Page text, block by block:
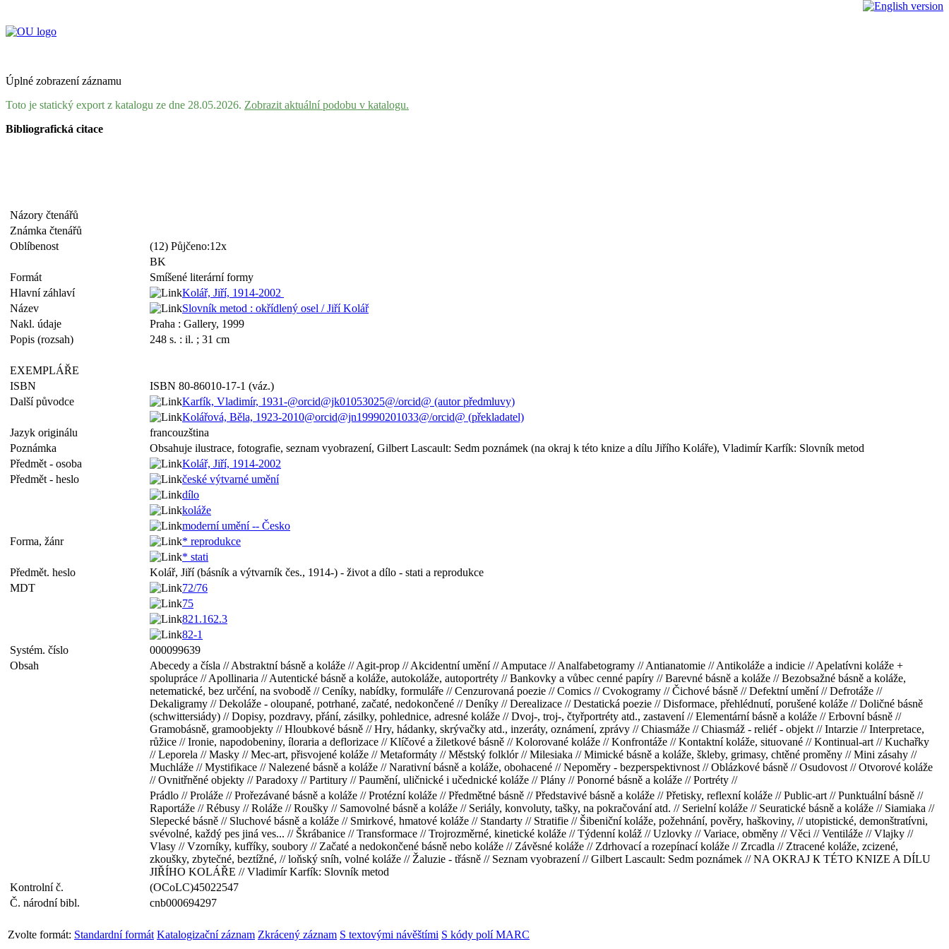
Úplné zobrazení záznamu
Toto je statický export z katalogu ze dne 28.05.2026. Zobrazit aktuální podobu v katalogu.
Bibliografická citace
Názory čtenářů
Známka čtenářů
Oblíbenost
(12) Půjčeno:12x
BK
Formát
Smíšené literární formy
Hlavní záhlaví
Kolář, Jiří, 1914-2002
Název
Slovník metod : okřídlený osel / Jiří Kolář
Nakl. údaje
Praha : Gallery, 1999
Popis (rozsah)
248 s. : il. ; 31 cm
EXEMPLÁŘE
ISBN
ISBN 80-86010-17-1 (váz.)
Další původce
Karfík, Vladimír, 1931-@orcid@jk01053025@/orcid@ (autor předmluvy)
Kolářová, Běla, 1923-2010@orcid@jn19990201033@/orcid@ (překladatel)
Jazyk originálu
francouzština
Poznámka
Obsahuje ilustrace, fotografie, seznam vyobrazení, Gilbert Lascault: Sedm poznámek (na okraj k této knize a dílu Jiřího Koláře), Vladimír Karfík: Slovník metod
Předmět - osoba
Kolář, Jiří, 1914-2002
Předmět - heslo
české výtvarné umění
dílo
koláže
moderní umění -- Česko
Forma, žánr
* reprodukce
* stati
Předmět. heslo
Kolář, Jiří (básník a výtvarník čes., 1914-) - život a dílo - stati a reprodukce
MDT
72/76
75
821.162.3
82-1
Systém. číslo
000099639
Obsah
Abecedy a čísla // Abstraktní básně a koláže // Agit-prop // Akcidentní umění // Amputace // Analfabetogramy // Antianatomie // Antikoláže a indicie // Apelatívni koláže +
spolupráce // Apollinaria // Autentické básně a koláže, autokoláže, autoportréty // Bankovky a vůbec cenné papíry // Barevné básně a koláže // Bezobsažné básně a koláže,
netematické, bez určéní, na svobodě // Ceníky, nabídky, formuláře // Cenzurovaná poezie // Comics // Cvokogramy // Čichové básně // Defektní umění // Defrotáže //
Dekaligramy // Dekoláže - oloupané, potrhané, začaté, nedokončené // Deníky // Derealizace // Destatická poezie // Disformace, přehlédnutí, porušené koláže // Doličné básně
(schwittersiády) // Dopisy, pozdravy, přání, zásilky, pohlednice, adresné koláže // Dvoj-, troj-, čtyřportréty atd., zastavení // Elementární básně a koláže // Erbovní básně //
Gramobásně, gramoobjekty // Hloubkové básně // Hry, hádanky, skrývačky atd., inzeráty, oznámení, zprávy // Chiasmáže // Chiasmáž - reliéf - objekt // Intarzie // Interpretace,
růžice // Ironie, napodobeniny, íloraria a deflorizace // Klíčové a žiletkové básně // Kolorované koláže // Konfrontáže // Kontaktní koláže, situované // Kontinual-art // Kuchařky
// Leporela // Masky // Mec-art, přisvojené koláže // Metaformáty // Městský folklór // Milesiaka // Mimické básně a koláže, škleby, grimasy, chtěné proměny // Mini zásahy //
Muchláže // Mystifikace // Nalezené básně a koláže // Narativní básně a koláže, obohacené // Nepoměry - bezperspektivnost // Oblázkové básně // Osudovost // Otvorové koláže
// Ovnitřněné objekty // Paradoxy // Partitury // Paumění, uličnické i učednické koláže // Plány // Ponorné básně a koláže // Portréty //
Prádlo // Proláže // Prořezávané básně a koláže // Protézní koláže // Předmětné básně // Představivé básně a koláže // Přetisky, reflexní koláže // Public-art // Punktuální básně //
Raportáže // Rébusy // Roláže // Roušky // Samovolné básně a koláže // Seriály, konvoluty, tašky, na pokračování atd. // Serielní koláže // Seuratické básně a koláže // Siamiaka //
Slepecké básně // Sluchové básně a koláže // Smirkové, hmatové koláže // Standarty // Stratifie // Šibeniční koláže, požehnání, pověry, haškoviny, // utopistické, demonštratívni,
svévolné, každý pes jiná ves... // Škrábanice // Transformace // Trojrozměrné, kinetické koláže // Týdenní koláž // Uzlovky // Variace, obměny // Věci // Ventiláže // Vlajky //
Vlasy // Vzorníky, kufříky, soubory // Začaté a nedokončené básně nebo koláže // Závěsné koláže // Zdrhovací a rozepínací koláže // Zrcadla // Ztracené koláže, zcizené,
zkoušky, zbytečné, beztížné, // loňský sníh, volné koláže // Žaluzie - třásně // Seznam vyobrazení // Gilbert Lascault: Sedm poznámek // NA OKRAJ К TÉTO KNIZE A DÍLU
JIŘÍHO KOLÁŘE // Vladimír Karfík: Slovník metod
Kontrolní č.
(OCoLC)45022547
Č. národní bibl.
cnb000694297
Zvolte formát: Standardní formát Katalogizační záznam Zkrácený záznam S textovými návěštími S kódy polí MARC